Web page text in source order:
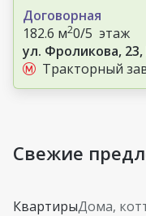
Договорная
182.6 м20/5 этаж
ул. Фроликова,
Тракторный
Свежие
КвартирыДома,